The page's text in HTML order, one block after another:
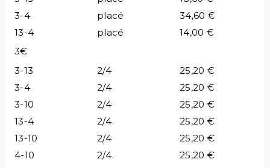
3-4
placé
34,60 €
13-4
placé
14,00 €
3€
3-13
2/4
25,20 €
3-4
2/4
25,20 €
3-10
2/4
25,20 €
13-4
2/4
25,20 €
13-10
2/4
25,20 €
4-10
2/4
25,20 €